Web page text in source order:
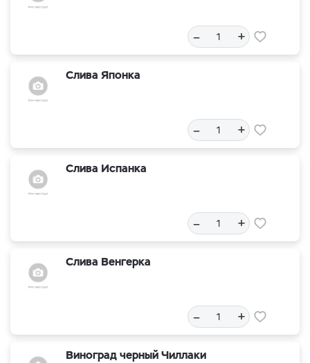
– +
Слива Японка
– +
Слива Испанка
– +
Слива Венгерка
– +
Виноград черный Чиллаки